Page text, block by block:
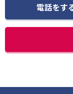
電話をす